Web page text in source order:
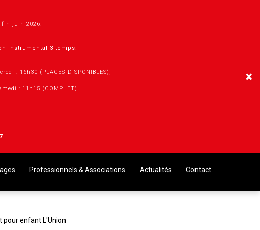
fin juin 2026.
instrumental 3 temps.
: 16h30 (PLACES DISPONIBLES),
: 11h15 (COMPLET)
×
Professionnels & Associations Actualités Contact
pour enfant L'Union